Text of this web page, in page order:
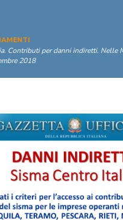
Contributi per danni indiretti. Nelle
2018